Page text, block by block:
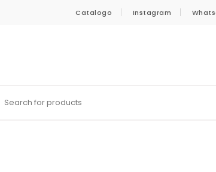
Catalogo Instagram